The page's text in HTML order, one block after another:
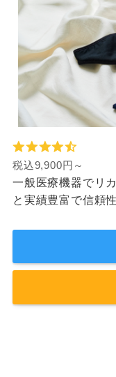
税込9,900円～
一般医療機器でリ
と実績豊富で信頼